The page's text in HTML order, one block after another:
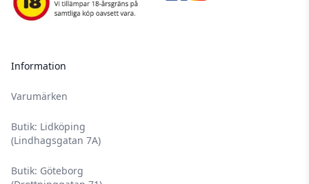
Förvara all din utrustning och alla nikotinvaror
användning.
Uppsök alltid läkare och/eller akutmottagning
då det är väldigt skadligt för icke-vuxna
personer.
Upplever du ihållande biverkningar som är
Information
Varumärken
Butik: Lidköping
(Lindhagsgatan 7A)
Butik: Göteborg